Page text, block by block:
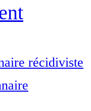
récidiviste